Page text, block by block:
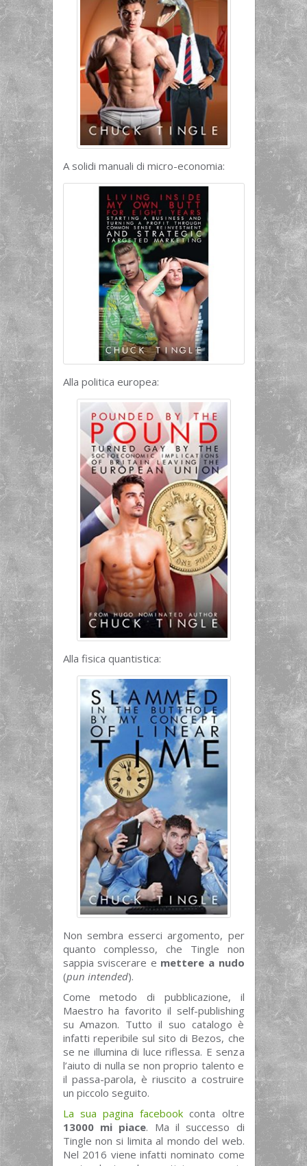
A solidi manuali di micro-economia:
Alla politica europea:
Alla fisica quantistica:
Non sembra esserci argomento, per
quanto complesso, che Tingle non
sappia sviscerare e mettere a nudo
(pun intended).
Come metodo di pubblicazione, il
Maestro ha favorito il self-publishing
su Amazon. Tutto il suo catalogo è
infatti reperibile sul sito di Bezos, che
se ne illumina di luce riflessa. E senza
l’aiuto di nulla se non proprio talento e
il passa-parola, è riuscito a costruire
un piccolo seguito.
La sua pagina facebook conta oltre
13000 mi piace. Ma il successo di
Tingle non si limita al mondo del web.
Nel 2016 viene infatti nominato come